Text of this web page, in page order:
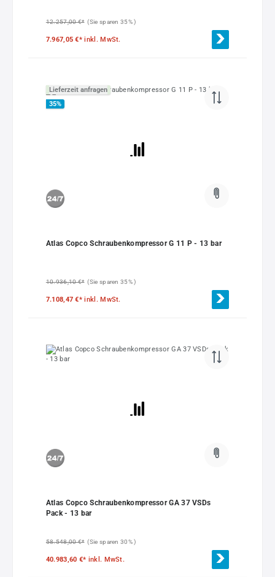
12.257,00 €* (Sie sparen 35% )
7.967,05 €*inkl. MwSt.
Lieferzeit anfragen
35%
Atlas Copco Schraubenkompressor G 11 P - 13 bar
10.936,10 €* (Sie sparen 35% )
7.108,47 €*inkl. MwSt.
Atlas Copco Schraubenkompressor GA 37 VSDs
Pack - 13 bar
58.548,00 €* (Sie sparen 30% )
40.983,60 €* inkl. MwSt.